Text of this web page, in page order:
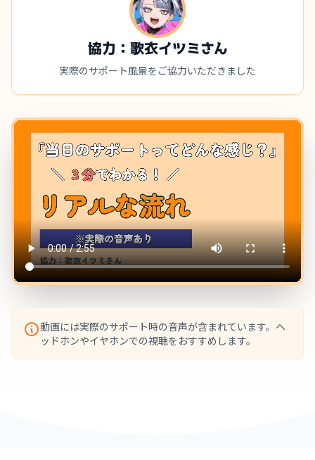
協力：歌衣イツミさん
実際のサポート風景をご協力いただきました
動画には実際のサポート時の音声が含まれています。ヘ
ッドホンやイヤホンでの視聴をおすすめします。